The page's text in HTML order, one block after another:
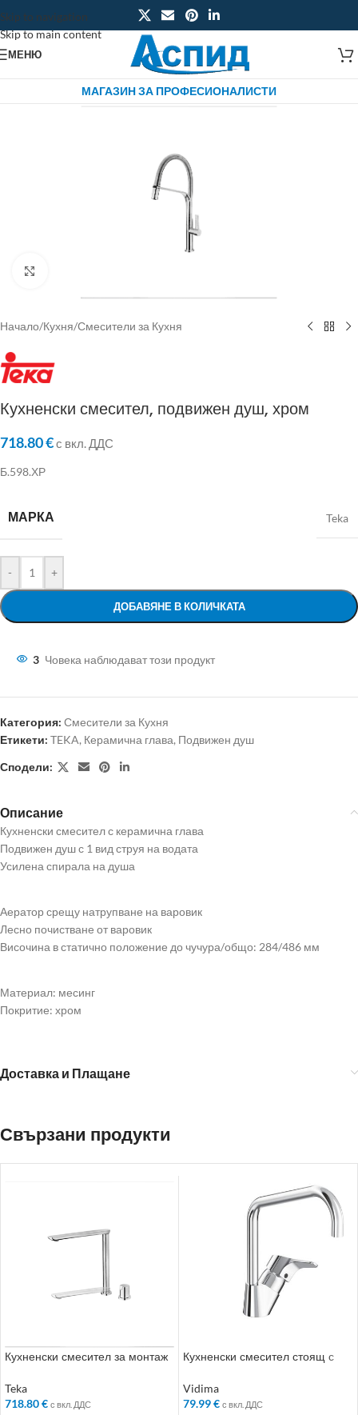
Skip to navigation
Skip to main content
МЕНЮ
МАГАЗИН ЗА ПРОФЕСИОНАЛИСТИ
Начало/Кухня/Смесители за Кухня
Кухненски смесител, подвижен душ, хром
718.80€с вкл. ДДС
Б.598.ХР
МАРКА Teka
- +
ДОБАВЯНЕ В КОЛИЧКАТА
3 Човека наблюдават този продукт
Категория: Смесители за Кухня
Етикети: TEKA, Керамична глава, Подвижен душ
Сподели:
Описание
Кухненски смесител с керамична глава
Подвижен душ с 1 вид струя на водата
Усилена спирала на душа
Аератор срещу натрупване на варовик
Лесно почистване от варовик
Височина в статично положение до чучура/общо: 284/486 мм
Материал: месинг
Покритие: хром
Доставка и Плащане
Свързани продукти
Кухненски смесител за монтаж
хром
Teka
718.80€ с вкл. ДДС
Кухненски смесител стоящ с
Колекция: SevaNext
Vidima
79.99€ с вкл. ДДС